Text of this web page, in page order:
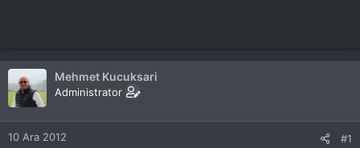
Mehmet Kucuksari
Administrator
10 Ara 2012 #1